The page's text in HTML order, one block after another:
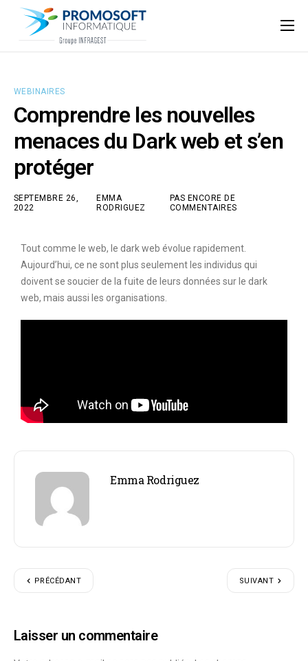
Qui sommes-nous ?
Nos ressources
Support
WEBINAIRES
Comprendre les nouvelles
menaces du Dark web et s’en
protéger
SEPTEMBRE 26,
2022
EMMA
RODRIGUEZ
PAS ENCORE DE
COMMENTAIRES
Tout comme le web, le dark web évolue rapidement.
Aujourd’hui, ce ne sont plus seulement les individus qui
doivent se soucier de la fuite de leurs données sur le dark
web, mais aussi les organisations.
Emma Rodriguez
PRÉCÉDANT SUIVANT
Laisser un commentaire